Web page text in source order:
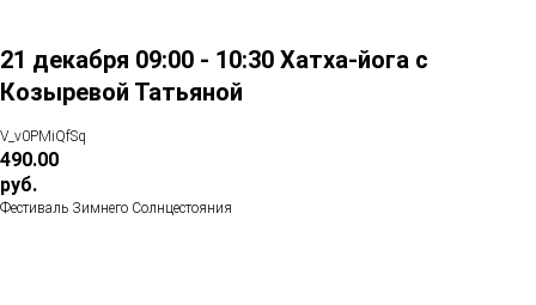
21 декабря 09:00 - 10:30 Хатха-йога с
Козыревой Татьяной
V_v0PMiQfSq
490.00
руб.
Фестиваль Зимнего Солнцестояния